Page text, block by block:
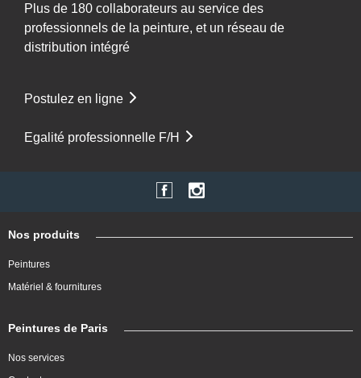
Plus de 180 collaborateurs au service des
professionnels de la peinture, et un réseau de
distribution intégré
Postulez en ligne
Egalité professionnelle F/H
Nos produits
Peintures
Matériel & fournitures
Peintures de Paris
Nos services